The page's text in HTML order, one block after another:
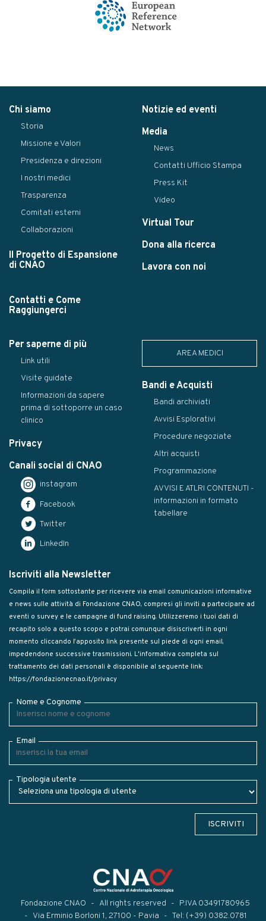
Chi siamo
Storia
Missione e Valori
Presidenza e direzioni
I nostri medici
Trasparenza
Comitati esterni
Collaborazioni
Il Progetto di Espansione
di CNAO
Contatti e Come
Raggiungerci
Notizie ed eventi
Media
News
Contatti Ufficio Stampa
Press Kit
Video
Virtual Tour
Dona alla ricerca
Lavora con noi
Per saperne di più
Link utili
Visite guidate
Informazioni da sapere
prima di sottoporre un caso
clinico
Privacy
Canali social di CNAO
instagram
Facebook
Twitter
LinkedIn
AREA MEDICI
Bandi e Acquisti
Bandi archiviati
Avvisi Esplorativi
Procedure negoziate
Altri acquisti
Programmazione
AVVISI E ATLRI CONTENUTI -
informazioni in formato
tabellare
Iscriviti alla Newsletter
Compila il form sottostante per ricevere via email comunicazioni informative
e news sulle attività di Fondazione CNAO, compresi gli inviti a partecipare ad
eventi o survey e le campagne di fund raising. Utilizzeremo i tuoi dati di
recapito solo a questo scopo e potrai comunque disiscriverti in ogni
momento cliccando l’apposito link presente sul piede di ogni email,
impedendone successive trasmissioni. L'informativa completa sul
trattamento dei dati personali è disponibile al seguente link:
https://fondazionecnao.it/privacy
Nome e Cognome
Email
Tipologia utente
ISCRIVITI
Fondazione CNAO All rights reserved
P.IVA 03491780965
Via Erminio Borloni 1, 27100 - Pavia
Tel: (+39) 0382.0781